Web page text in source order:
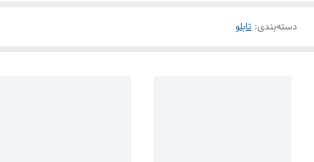
دسته‌بندی: تابلو